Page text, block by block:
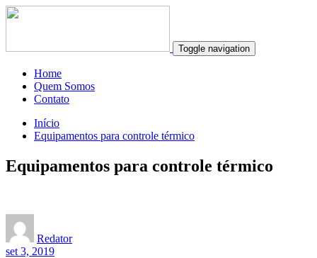
Toggle navigation
Home
Quem Somos
Contato
Início
Equipamentos para controle térmico
Equipamentos para controle térmico
Redator
set 3, 2019